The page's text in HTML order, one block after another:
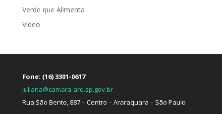
Verde que Alimenta
Vídeo
Fone: (16) 3301-0617
juliana@camara-arq.sp.gov.br
Rua São Bento, 887 – Centro – Araraquara – São Paulo